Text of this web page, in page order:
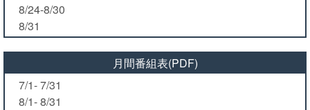
8/24-8/30
8/31
月間番組表(PDF)
7/1- 7/31
8/1- 8/31